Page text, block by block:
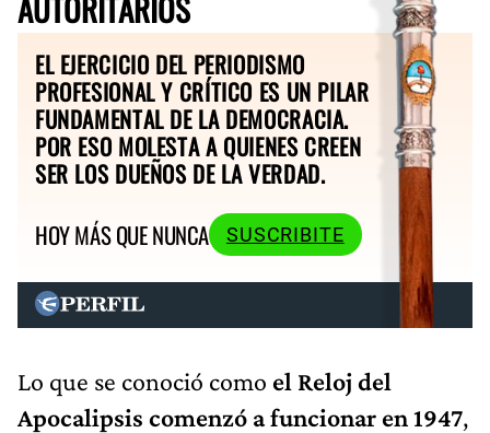
EL EJERCICIO DEL PERIODISMO
PROFESIONAL Y CRÍTICO ES UN PILAR
FUNDAMENTAL DE LA DEMOCRACIA.
POR ESO MOLESTA A QUIENES CREEN
SER LOS DUEÑOS DE LA VERDAD.
HOY MÁS QUE NUNCA
SUSCRIBITE
Lo que se conoció como el Reloj del
Apocalipsis comenzó a funcionar en 1947,